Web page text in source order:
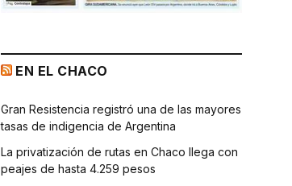
EN EL CHACO
Gran Resistencia registró una de las mayores
tasas de indigencia de Argentina
La privatización de rutas en Chaco llega con
peajes de hasta 4.259 pesos